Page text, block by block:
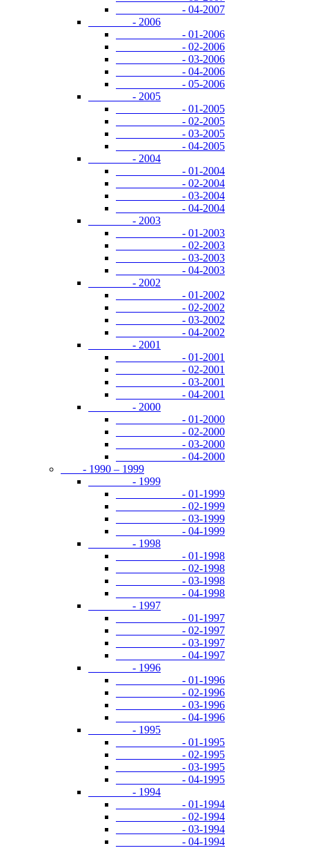
- 04-2007
- 2006
- 01-2006
- 02-2006
- 03-2006
- 04-2006
- 05-2006
- 2005
- 01-2005
- 02-2005
- 03-2005
- 04-2005
- 2004
- 01-2004
- 02-2004
- 03-2004
- 04-2004
- 2003
- 01-2003
- 02-2003
- 03-2003
- 04-2003
- 2002
- 01-2002
- 02-2002
- 03-2002
- 04-2002
- 2001
- 01-2001
- 02-2001
- 03-2001
- 04-2001
- 2000
- 01-2000
- 02-2000
- 03-2000
- 04-2000
- 1990 – 1999
- 1999
- 01-1999
- 02-1999
- 03-1999
- 04-1999
- 1998
- 01-1998
- 02-1998
- 03-1998
- 04-1998
- 1997
- 01-1997
- 02-1997
- 03-1997
- 04-1997
- 1996
- 01-1996
- 02-1996
- 03-1996
- 04-1996
- 1995
- 01-1995
- 02-1995
- 03-1995
- 04-1995
- 1994
- 01-1994
- 02-1994
- 03-1994
- 04-1994